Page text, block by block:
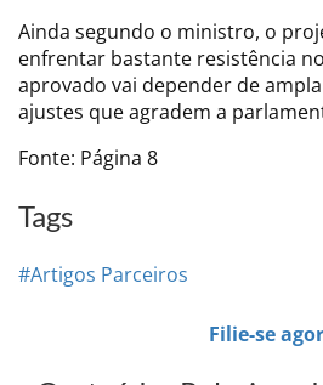
Ainda segundo o ministro, o
enfrentar bastante resistência
aprovado vai depender de
ajustes que agradem a
Fonte: Página 8
Tags
#Artigos Parceiros
Filie-se